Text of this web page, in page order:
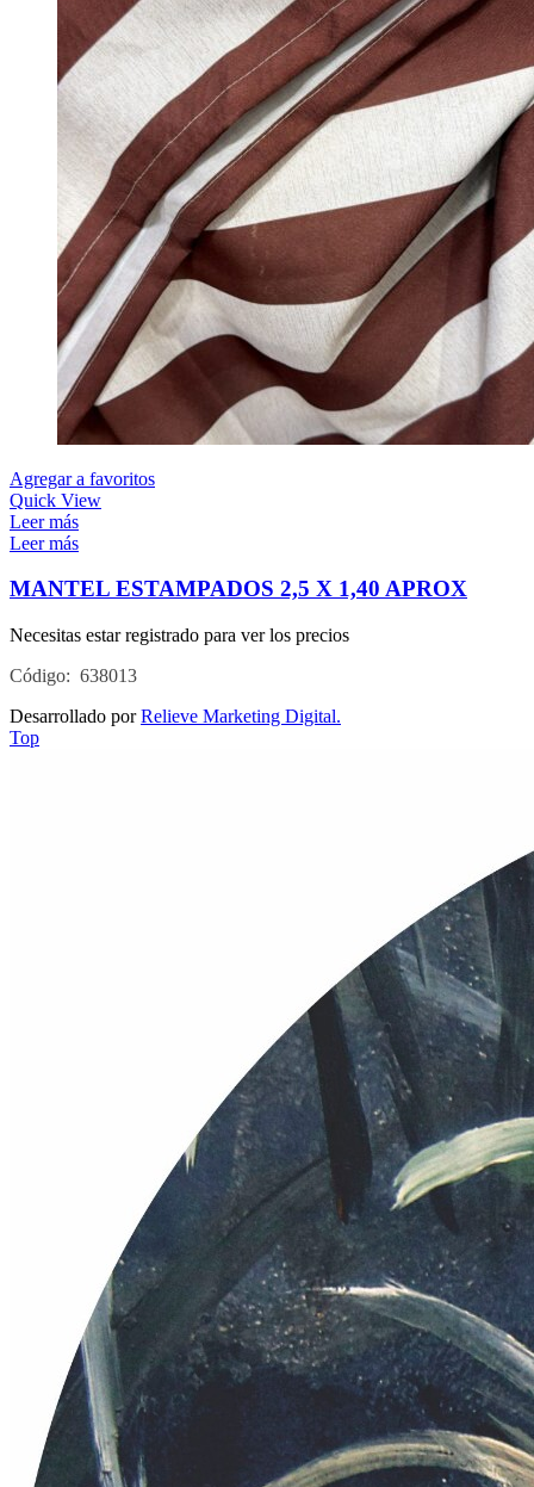
Agregar a favoritos
Quick View
Leer más
Leer más
MANTEL ESTAMPADOS 2,5 X 1,40 APROX
Necesitas estar registrado para ver los precios
Código: 638013
Desarrollado porRelieve Marketing Digital.
Top